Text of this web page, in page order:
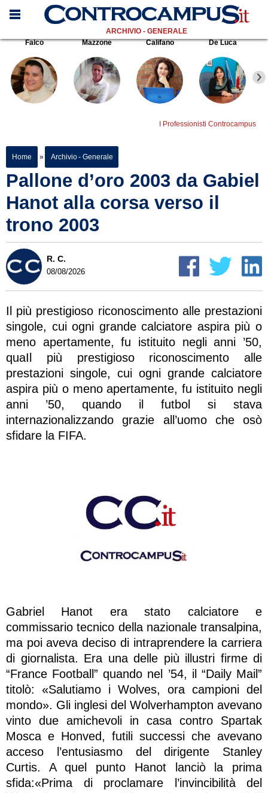
ARCHIVIO - GENERALE
Falco
Mazzone Califano De Luca
I Professionisti Controcampus
Home » Archivio - Generale
Pallone d’oro 2003 da Gabiel
Hanot alla corsa verso il
trono 2003
R. C.
08/08/2026
Il più prestigioso riconoscimento alle prestazioni
singole, cui ogni grande calciatore aspira più o
meno apertamente, fu istituito negli anni ’50,
quaIl più prestigioso riconoscimento alle
prestazioni singole, cui ogni grande calciatore
aspira più o meno apertamente, fu istituito negli
anni ’50, quando il futbol si stava
internazionalizzando grazie all’uomo che osò
sfidare la FIFA.
Gabriel Hanot era stato calciatore e
commissario tecnico della nazionale transalpina,
ma poi aveva deciso di intraprendere la carriera
di giornalista. Era una delle più illustri firme di
“France Football” quando nel ’54, il “Daily Mail”
titolò: «Salutiamo i Wolves, ora campioni del
mondo». Gli inglesi del Wolverhampton avevano
vinto due amichevoli in casa contro Spartak
Mosca e Honved, futili successi che avevano
acceso l’entusiasmo del dirigente Stanley
Curtis. A quel punto Hanot lanciò la prima
sfida:«Prima di proclamare l’invincibilità del